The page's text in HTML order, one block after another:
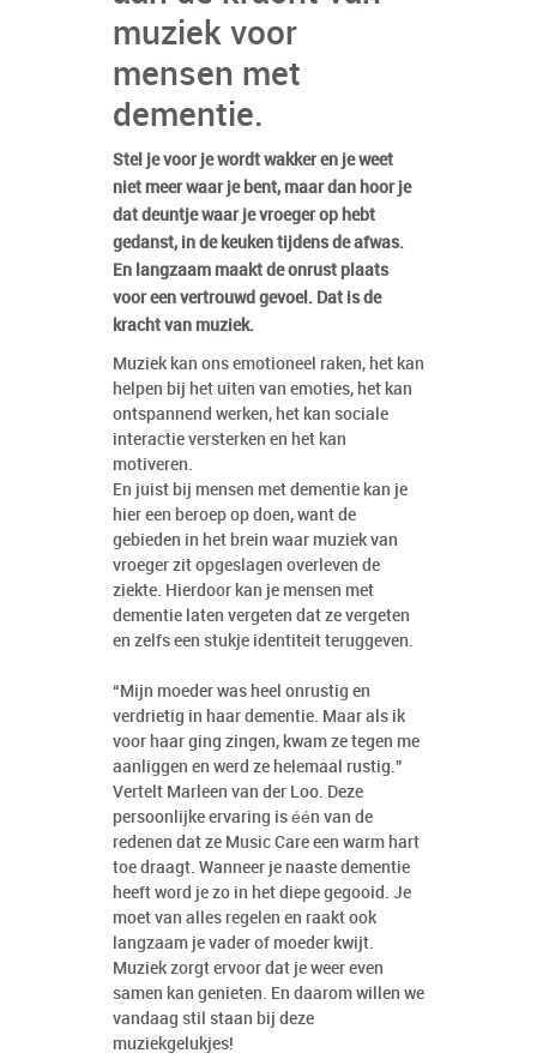
muziek voor
mensen met
dementie.
Stel je voor je wordt wakker en je weet
niet meer waar je bent, maar dan hoor je
dat deuntje waar je vroeger op hebt
gedanst, in de keuken tijdens de afwas.
En langzaam maakt de onrust plaats
voor een vertrouwd gevoel. Dat is de
kracht van muziek.
Muziek kan ons emotioneel raken, het kan
helpen bij het uiten van emoties, het kan
ontspannend werken, het kan sociale
interactie versterken en het kan
motiveren.
En juist bij mensen met dementie kan je
hier een beroep op doen, want de
gebieden in het brein waar muziek van
vroeger zit opgeslagen overleven de
ziekte. Hierdoor kan je mensen met
dementie laten vergeten dat ze vergeten
en zelfs een stukje identiteit teruggeven.
“Mijn moeder was heel onrustig en
verdrietig in haar dementie. Maar als ik
voor haar ging zingen, kwam ze tegen me
aanliggen en werd ze helemaal rustig.”
Vertelt Marleen van der Loo. Deze
persoonlijke ervaring is één van de
redenen dat ze Music Care een warm hart
toe draagt. Wanneer je naaste dementie
heeft word je zo in het diepe gegooid. Je
moet van alles regelen en raakt ook
langzaam je vader of moeder kwijt.
Muziek zorgt ervoor dat je weer even
samen kan genieten. En daarom willen we
vandaag stil staan bij deze
muziekgelukjes!